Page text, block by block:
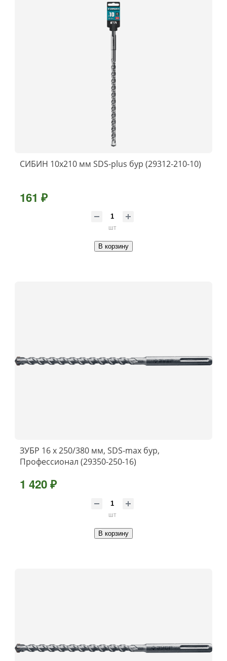
СИБИН 10х210 мм SDS-plus бур (29312-210-10)
161 ₽
шт
В корзину
ЗУБР 16 x 250/380 мм, SDS-max бур,
Профессионал (29350-250-16)
1 420 ₽
шт
В корзину